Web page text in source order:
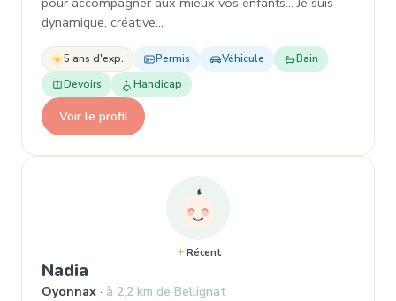
dynamique, créative…
5 ans d'exp. Permis Véhicule
Bain
Devoirs
Handicap
Voir le profil
Récent
Nadia
Oyonnax à 2,2 km de Bellignat